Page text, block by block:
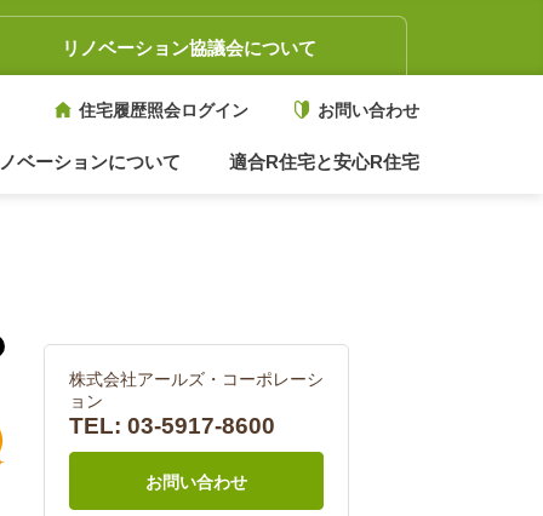
リノベーション協議会について
住宅履歴照会ログイン お問い合わせ
ベーションについて 適合R住宅と安心R住宅
株式会社アールズ・コーポレーシ
ョン
TEL: 03-5917-8600
お問い合わせ